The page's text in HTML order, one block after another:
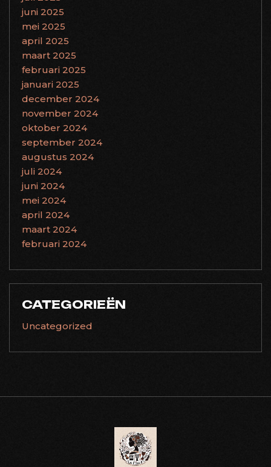
juni 2025
mei 2025
april 2025
maart 2025
februari 2025
januari 2025
december 2024
november 2024
oktober 2024
september 2024
augustus 2024
juli 2024
juni 2024
mei 2024
april 2024
maart 2024
februari 2024
CATEGORIEËN
Uncategorized